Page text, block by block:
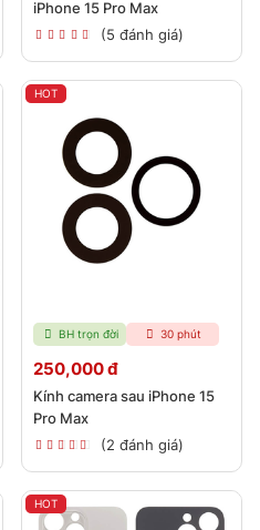
iPhone 15 Pro Max
(5 đánh giá)
HOT
BH trọn đời 30 phút
250,000 đ
Kính camera sau iPhone 15
Pro Max
(2 đánh giá)
HOT